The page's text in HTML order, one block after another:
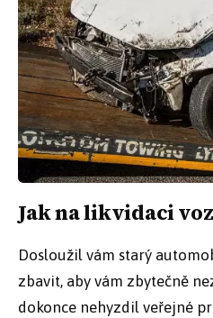
Jak na likvidaci
Dosloužil vám starý
zbavit, aby vám zbytečně
dokonce nehyzdil veřejné